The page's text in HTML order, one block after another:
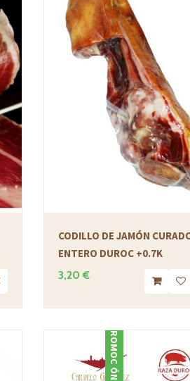
CODILLO DE JAMÓN
ENTERO DUROC +0.7K
3,20 €
PROMOCIÓN